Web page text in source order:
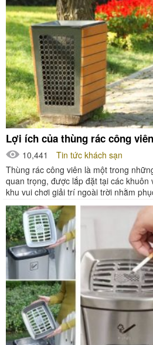
Lợi ích của thùng rác công
10,441
Tin tức khách sạn
Thùng rác công viên là một trong
quan trọng, được lắp đặt tại các khuôn
khu vui chơi giải trí ngoài trời nhằm